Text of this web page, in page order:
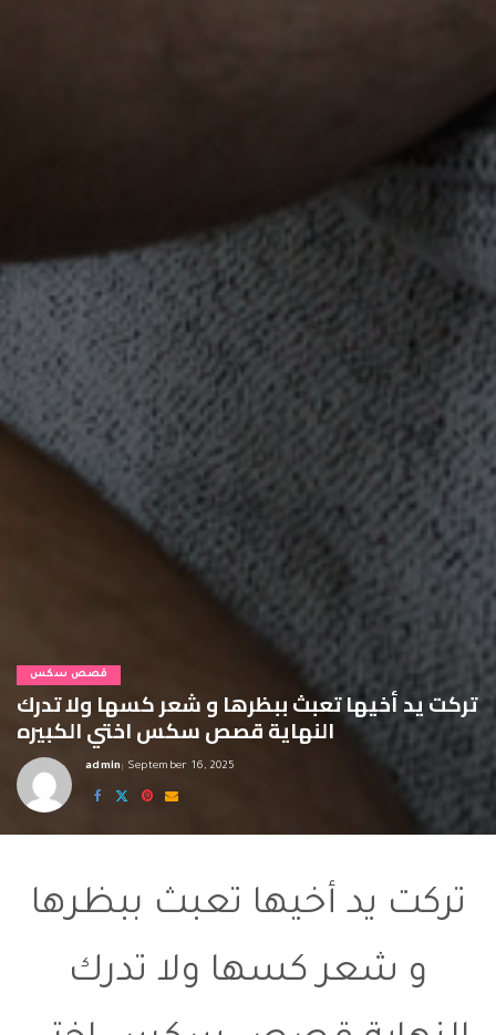
قصص سكس
تركت يد أخيها تعبث ببظرها و شعر كسها ولا تدرك
النهاية قصص سكس اختي الكبيره
by
admin September 16, 2025
تركت يد أخيها تعبث ببظرها
و شعر كسها ولا تدرك